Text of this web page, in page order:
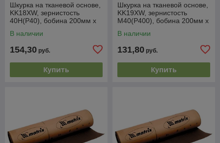
Шкурка на тканевой основе,
KK18XW, зернистость
40Н(Р40), бобина 200мм х
Россия
В наличии
154,30 руб.
Купить
Шкурка на тканевой основе,
KK19XW, зернистость
М40(P400), бобина 200мм х
Россия
В наличии
131,80 руб.
Купить